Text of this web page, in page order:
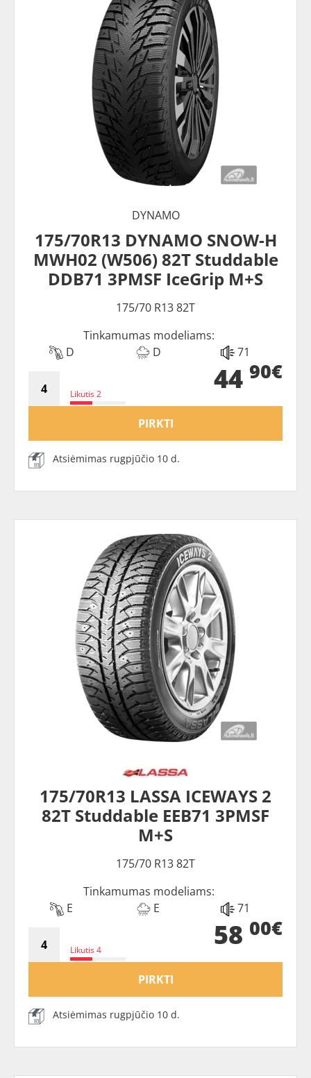
DYNAMO
175/70R13 DYNAMO SNOW-H
MWH02 (W506) 82T Studdable
DDB71 3PMSF IceGrip M+S
175/70 R13 82T
Tinkamumas modeliams:
D
D 71
Likutis 2 44 90€
PIRKTI
Atsiėmimas rugpjūčio 10 d.
175/70R13 LASSA ICEWAYS 2
82T Studdable EEB71 3PMSF
M+S
175/70 R13 82T
Tinkamumas modeliams:
E
E 71
Likutis 4 58 00€
PIRKTI
Atsiėmimas rugpjūčio 10 d.